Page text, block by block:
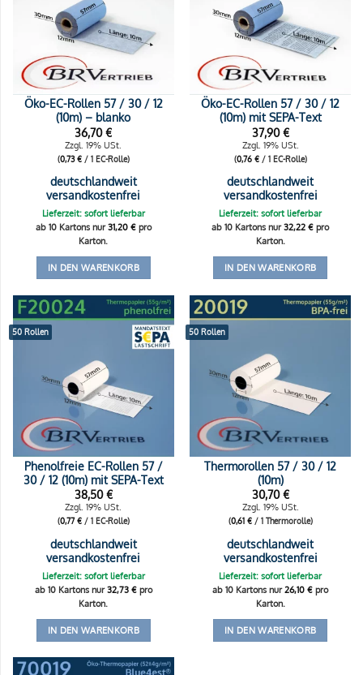
Öko-EC-Rollen 57 / 30 / 12
(10m) – blanko
36,70€
Zzgl. 19% USt.
(0,73€/ 1 EC-Rolle)
deutschlandweit
versandkostenfrei
Lieferzeit: sofort lieferbar
ab 10 Kartons nur31,20 €pro
Karton.
IN DEN WARENKORB
Öko-EC-Rollen 57 / 30 / 12
(10m) mit SEPA-Text
37,90€
Zzgl. 19% USt.
(0,76 €/ 1 EC-Rolle)
deutschlandweit
versandkostenfrei
Lieferzeit: sofort lieferbar
ab 10 Kartons nur32,22€ pro
Karton.
IN DEN WARENKORB
50 Rollen
Phenolfreie EC-Rollen 57 /
30 / 12 (10m) mit SEPA-Text
38,50€
Zzgl. 19% USt.
(0,77€/ 1 EC-Rolle)
deutschlandweit
versandkostenfrei
Lieferzeit: sofort lieferbar
ab 10 Kartons nur32,73 €pro
Karton.
IN DEN WARENKORB
50 Rollen
Thermorollen 57 / 30 / 12
(10m)
30,70€
Zzgl. 19% USt.
(0,61 €/ 1 Thermorolle)
deutschlandweit
versandkostenfrei
Lieferzeit: sofort lieferbar
ab 10 Kartons nur26,10€ pro
Karton.
IN DEN WARENKORB